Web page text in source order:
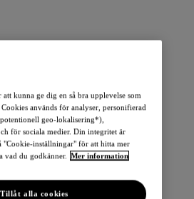
kunna ge dig en så bra upplevelse som
används för analyser, personifierad
geo-lokalisering*),
för sociala medier. Din integritet är
inställningar" för att hitta mer
vad du godkänner. Mer information
Tillåt alla cookies